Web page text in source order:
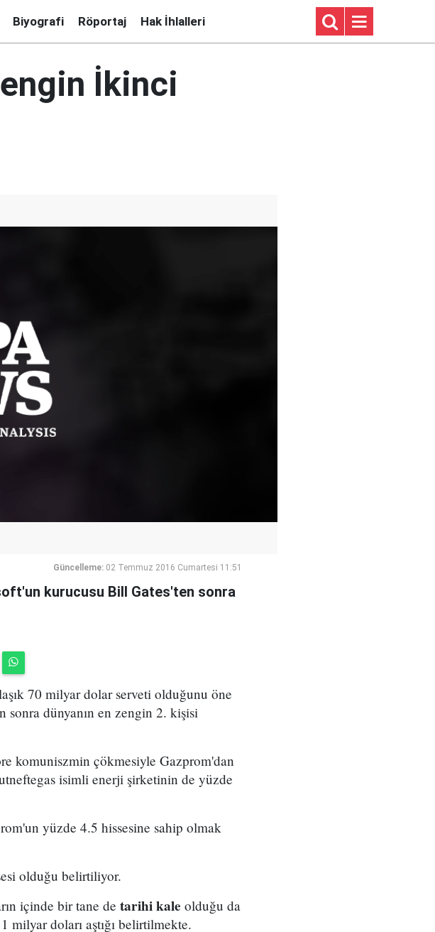
Biyografi Röportaj Hak İhlalleri
İkinci
Güncelleme: 02 Temmuz 2016 Cumartesi 11:51
kurucusu Bill Gates'ten sonra
70 milyar dolar serveti olduğunu öne
dünyanın en zengin 2. kişisi
komuniszmin çökmesiyle Gazprom'dan
isimli enerji şirketinin de yüzde
yüzde 4.5 hissesine sahip olmak
olduğu belirtiliyor.
içinde bir tane de tarihi kale olduğu da
doları aştığı belirtilmekte.